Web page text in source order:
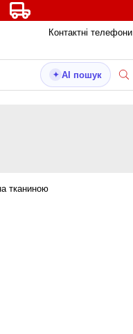
Контактні телефони
✦ AI пошук
тканиною